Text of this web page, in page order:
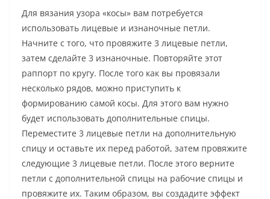
Для вязания узора «косы» вам потребуется
использовать лицевые и изнаночные петли.
Начните с того, что провяжите 3 лицевые петли,
затем сделайте 3 изнаночные. Повторяйте этот
раппорт по кругу. После того как вы провязали
несколько рядов, можно приступить к
формированию самой косы. Для этого вам нужно
будет использовать дополнительные спицы.
Переместите 3 лицевые петли на дополнительную
спицу и оставьте их перед работой, затем провяжите
следующие 3 лицевые петли. После этого верните
петли с дополнительной спицы на рабочие спицы и
провяжите их. Таким образом, вы создадите эффект